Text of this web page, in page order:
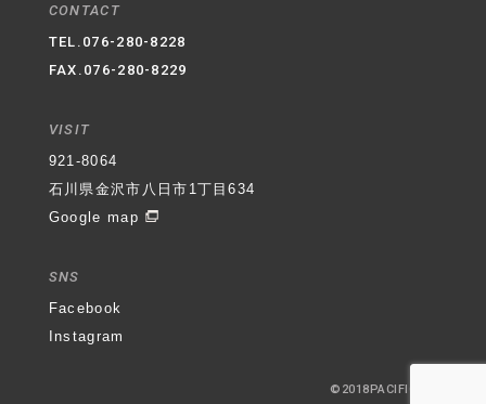
CONTACT
TEL. 076-280-8228
FAX.076-280-8229
VISIT
921-8064
石川県金沢市八日市1丁目634
Google map
SNS
Facebook
Instagram
©2018PACIFIC-RE